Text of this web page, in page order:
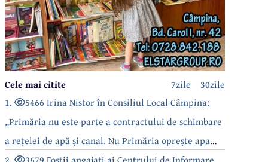
30zile
7zile
Cele mai citite
1.
5466 Irina Nistor în Consiliul Local Câmpina:
„Primăria nu este parte a contractului de schimbare
a rețelei de apă și canal. Nu Primăria oprește apa